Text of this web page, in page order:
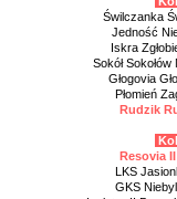
Świlczanka
Jedność
Iskra
Sokół
Głogovia
Płomień
Rudzik
Resovia
LKS
GKS